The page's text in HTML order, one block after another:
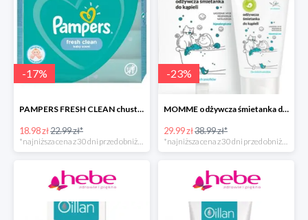
-17%
PAMPERS FRESH CLEAN chusteczki nawilżane
18.98 zł22.99 zł*
*najniższa cena z 30 dni przed obniżką
-23%
MOMME odżywcza śmietanka do kąpieli
29.99 zł38.99 zł*
*najniższa cena z 30 dni przed obniżką